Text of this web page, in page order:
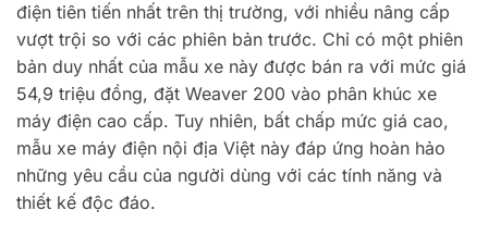
điện tiên tiến nhất trên thị trường, với nhiều nâng cấp
vượt trội so với các phiên bản trước. Chỉ có một phiên
bản duy nhất của mẫu xe này được bán ra với mức giá
54,9 triệu đồng, đặt Weaver 200 vào phân khúc xe
máy điện cao cấp. Tuy nhiên, bất chấp mức giá cao,
mẫu xe máy điện nội địa Việt này đáp ứng hoàn hảo
những yêu cầu của người dùng với các tính năng và
thiết kế độc đáo.